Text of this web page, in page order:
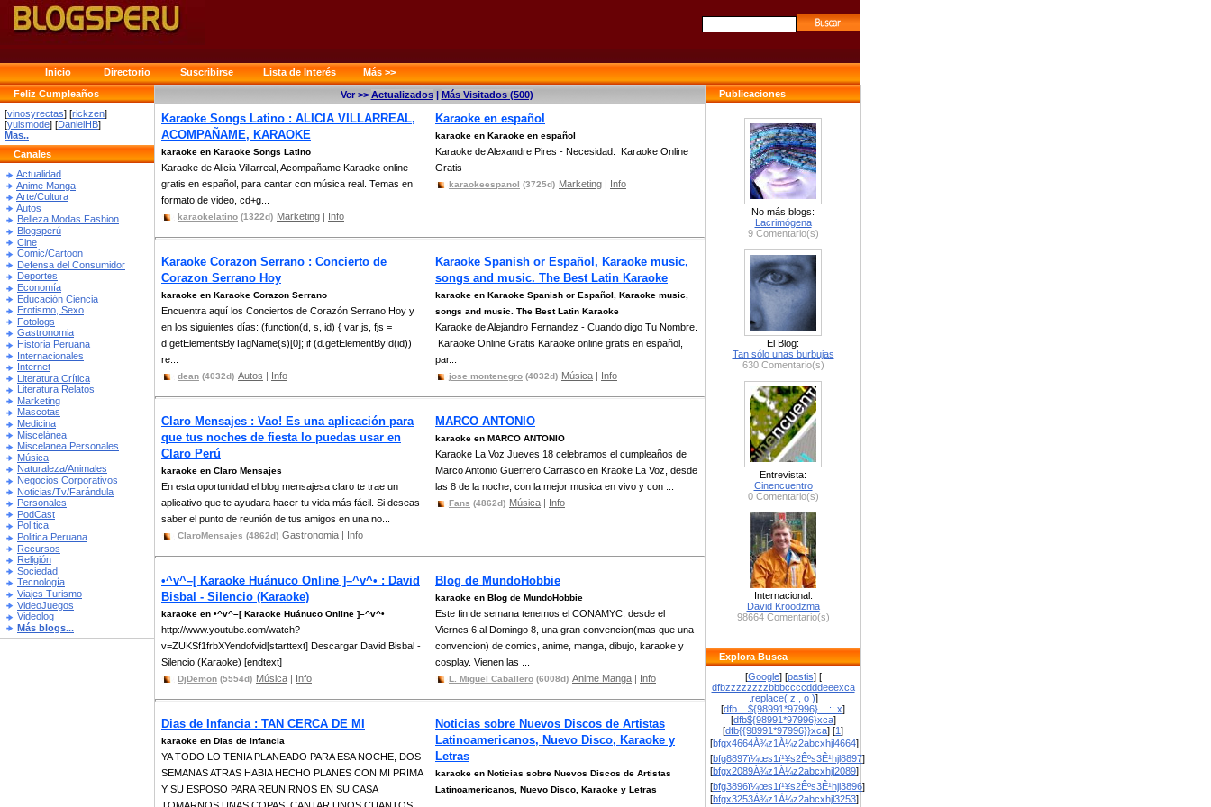
Inicio Directorio Suscribirse Lista de Interés
Más >>
Feliz Cumpleaños
[vinosyrectas] [rickzen]
[yulsmode] [DanielHB]
Mas..
Canales
Actualidad
Anime Manga
Arte/Cultura
Autos
Belleza Modas Fashion
Blogsperú
Cine
Comic/Cartoon
Defensa del Consumidor
Deportes
Economía
Educación Ciencia
Erotismo, Sexo
Fotologs
Gastronomia
Historia Peruana
Internacionales
Internet
Literatura Crítica
Literatura Relatos
Marketing
Mascotas
Medicina
Miscelánea
Miscelanea Personales
Música
Naturaleza/Animales
Negocios Corporativos
Noticias/Tv/Farándula
Personales
PodCast
Política
Politica Peruana
Recursos
Religión
Sociedad
Tecnología
Viajes Turismo
VideoJuegos
Videolog
Más blogs...
Publicaciones
No más blogs:
Lacrimógena
9 Comentario(s)
El Blog:
Tan sólo unas burbujas
630 Comentario(s)
Entrevista:
Cinencuentro
0 Comentario(s)
Internacional:
David Kroodzma
98664 Comentario(s)
Explora Busca
[Google] [pastis] [
dfbzzzzzzzzbbbccccdddeeexca
.replace( z , o )]
[dfb__${98991*97996}__::.x]
[dfb${98991*97996}xca]
[dfb{{98991*97996}}xca] [1]
[bfgx4664À¾z1À¼z2abcxhjl4664]
[bfg8897ï¼œs1ï¹¥s2Êºs3Ê¹hjl8897]
[bfgx2089À¾z1À¼z2abcxhjl2089]
[bfg3896ï¼œs1ï¹¥s2Êºs3Ê¹hjl3896]
[bfgx3253À¾z1À¼z2abcxhjl3253]
Ver >> Actualizados| Más Visitados (500)
Karaoke Songs Latino : ALICIA VILLARREAL,
ACOMPAÑAME, KARAOKE
karaoke en Karaoke Songs Latino
Karaoke de Alicia Villarreal, Acompañame Karaoke online
gratis en español, para cantar con música real. Temas en
formato de video, cd+g...
karaokelatino (1322d) Marketing | Info
Karaoke en español
karaoke en Karaoke en español
Karaoke de Alexandre Pires - Necesidad. Karaoke Online
Gratis
karaokeespanol (3725d) Marketing | Info
Karaoke Corazon Serrano : Concierto de
Corazon Serrano Hoy
karaoke en Karaoke Corazon Serrano
Encuentra aquí los Conciertos de Corazón Serrano Hoy y
en los siguientes días: (function(d, s, id) { var js, fjs =
d.getElementsByTagName(s)[0]; if (d.getElementById(id))
re...
dean (4032d) Autos | Info
Karaoke Spanish or Español, Karaoke music,
songs and music. The Best Latin Karaoke
karaoke en Karaoke Spanish or Español, Karaoke music,
songs and music. The Best Latin Karaoke
Karaoke de Alejandro Fernandez - Cuando digo Tu Nombre.
Karaoke Online Gratis Karaoke online gratis en español,
par...
jose montenegro (4032d) Música | Info
Claro Mensajes : Vao! Es una aplicación para
que tus noches de fiesta lo puedas usar en
Claro Perú
karaoke en Claro Mensajes
En esta oportunidad el blog mensajesa claro te trae un
aplicativo que te ayudara hacer tu vida más fácil. Si deseas
saber el punto de reunión de tus amigos en una no...
ClaroMensajes (4862d) Gastronomia | Info
MARCO ANTONIO
karaoke en MARCO ANTONIO
Karaoke La Voz Jueves 18 celebramos el cumpleaños de
Marco Antonio Guerrero Carrasco en Kraoke La Voz, desde
las 8 de la noche, con la mejor musica en vivo y con ...
Fans (4862d) Música | Info
•^v^–[ Karaoke Huánuco Online ]–^v^• : David
Bisbal - Silencio (Karaoke)
karaoke en •^v^–[ Karaoke Huánuco Online ]–^v^•
http://www.youtube.com/watch?
v=ZUKSf1frbXYendofvid[starttext] Descargar David Bisbal -
Silencio (Karaoke) [endtext]
DjDemon (5554d) Música | Info
Blog de MundoHobbie
karaoke en Blog de MundoHobbie
Este fin de semana tenemos el CONAMYC, desde el
Viernes 6 al Domingo 8, una gran convencion(mas que una
convencion) de comics, anime, manga, dibujo, karaoke y
cosplay. Vienen las ...
L. Miguel Caballero (6008d) Anime Manga | Info
Dias de Infancia : TAN CERCA DE MI
karaoke en Dias de Infancia
YA TODO LO TENIA PLANEADO PARA ESA NOCHE, DOS
SEMANAS ATRAS HABIA HECHO PLANES CON MI PRIMA
Y SU ESPOSO PARA REUNIRNOS EN SU CASA
Noticias sobre Nuevos Discos de Artistas
Latinoamericanos, Nuevo Disco, Karaoke y
Letras
karaoke en Noticias sobre Nuevos Discos de Artistas
Latinoamericanos, Nuevo Disco, Karaoke y Letras